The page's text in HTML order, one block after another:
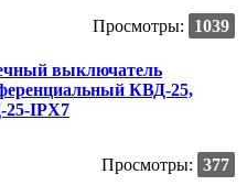
Просмотры: 1039
выключатель
КВД-25,
IPX7
Просмотры: 377